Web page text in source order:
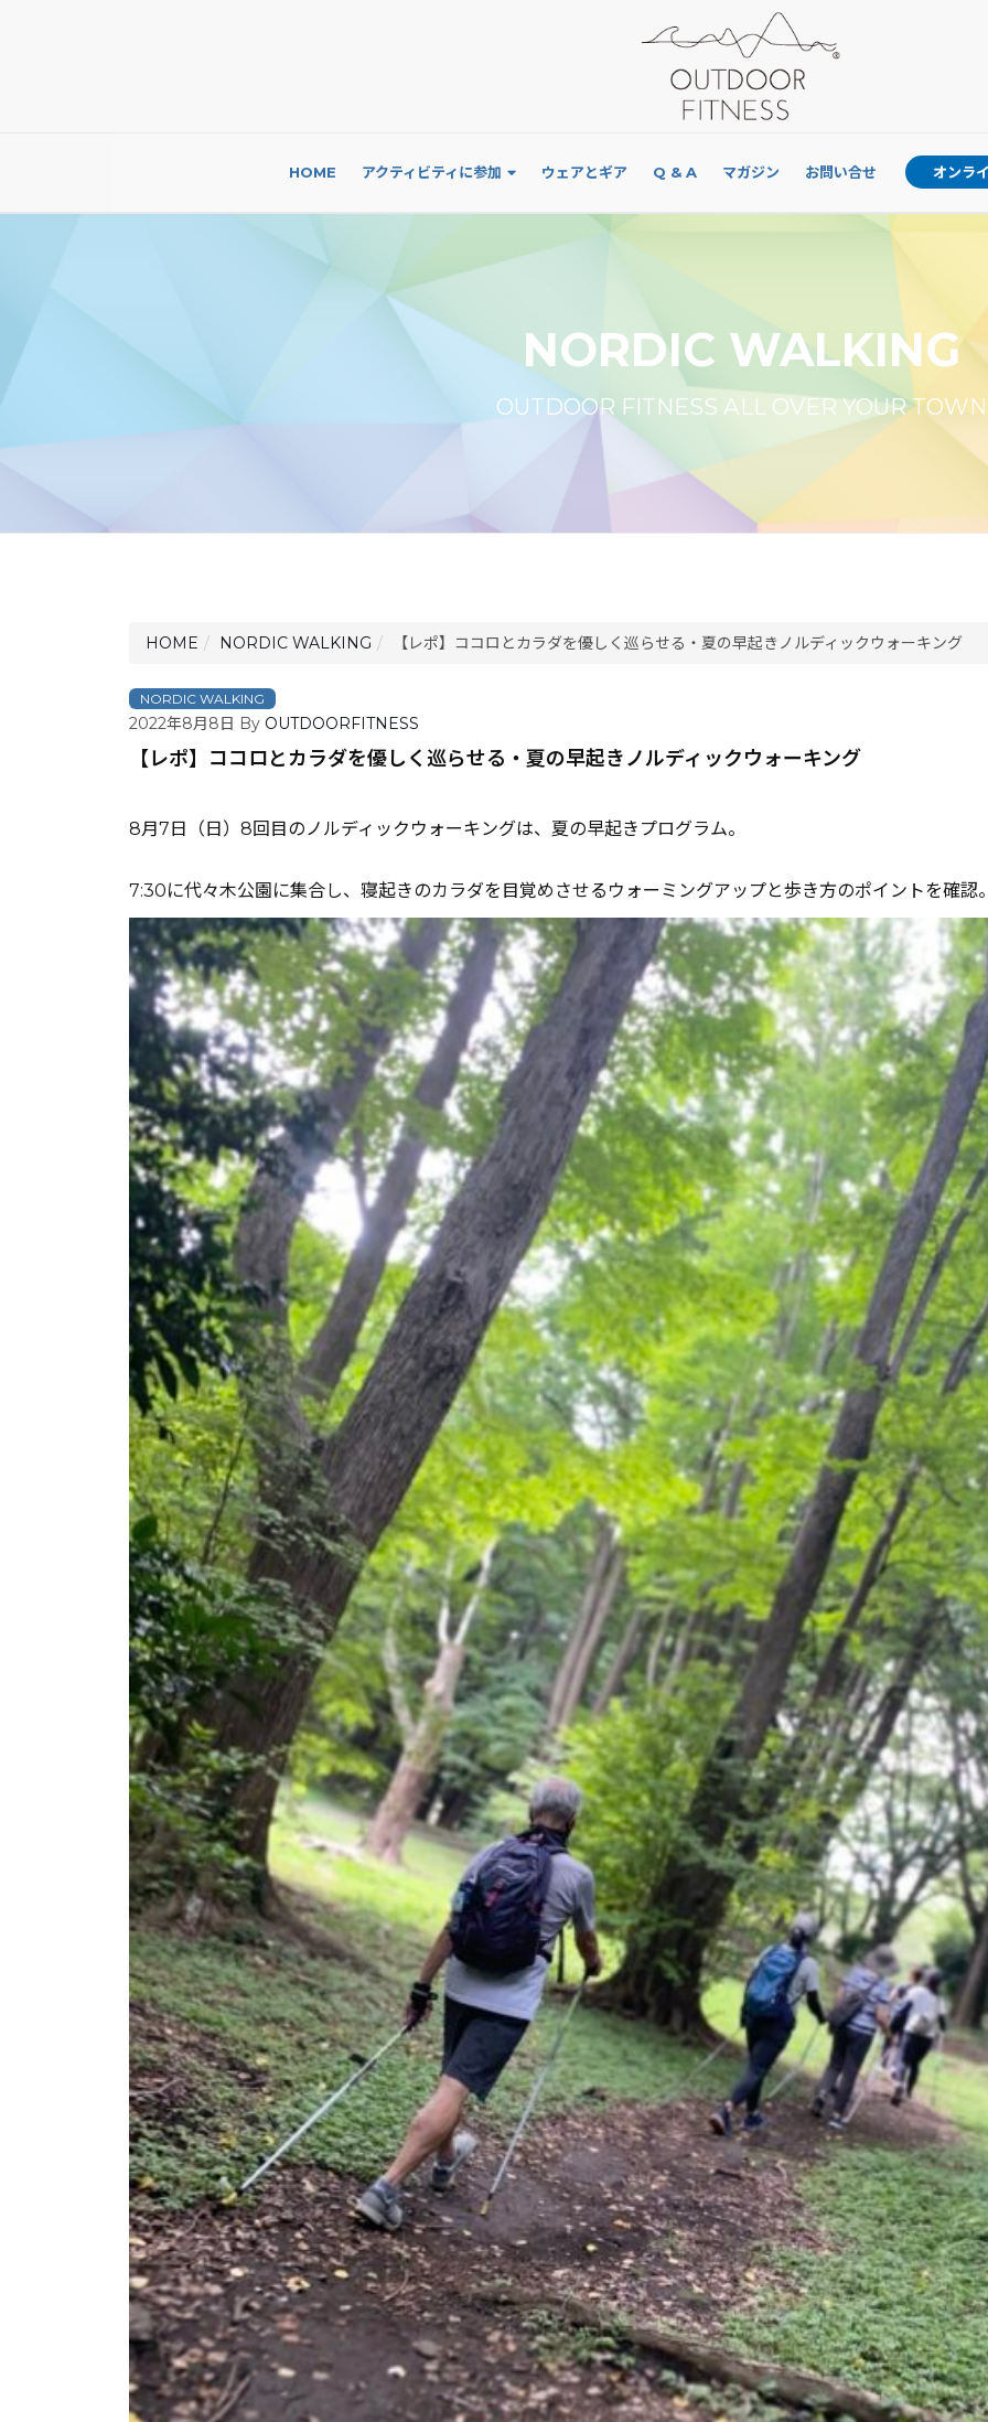
HOME アクティビティに参加 ウェアとギア Q & A マガジン お問い合せ オンラ
NORDIC WALKING
OUTDOOR FITNESS ALL OVER YOUR TOWN
HOME NORDIC WALKING 【レポ】ココロとカラダを優しく巡らせる・夏の早起きノルディックウォーキング
NORDIC WALKING
2022年8月8日 By OUTDOORFITNESS
【レポ】ココロとカラダを優しく巡らせる・夏の早起きノルディックウォーキング
8月7日（日）8回目のノルディックウォーキングは、夏の早起きプログラム。
7:30に代々木公園に集合し、寝起きのカラダを目覚めさせるウォーミングアップと歩き方のポイントを確認